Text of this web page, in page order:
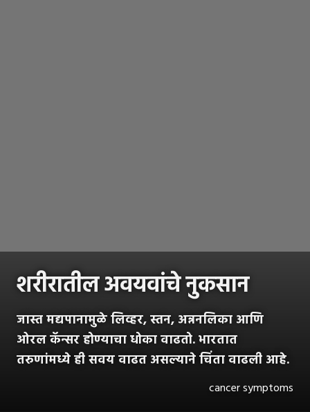
शरीरातील अवयवांचे नुकसान
जास्त मद्यपानामुळे लिव्हर, स्तन, अन्ननलिका आणि
ओरल कॅन्सर होण्याचा धोका वाढतो. भारतात
तरुणांमध्ये ही सवय वाढत असल्याने चिंता वाढली आहे.
cancer symptoms